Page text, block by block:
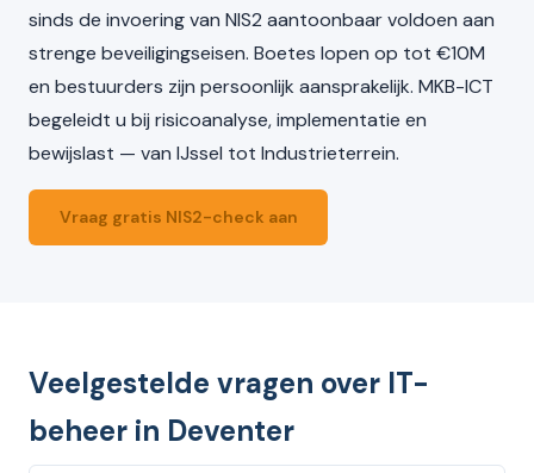
sinds de invoering van NIS2 aantoonbaar voldoen aan
strenge beveiligingseisen. Boetes lopen op tot €10M
en bestuurders zijn persoonlijk aansprakelijk. MKB-ICT
begeleidt u bij risicoanalyse, implementatie en
bewijslast — van IJssel tot Industrieterrein.
Vraag gratis NIS2-check aan
Veelgestelde vragen over IT-
beheer in Deventer